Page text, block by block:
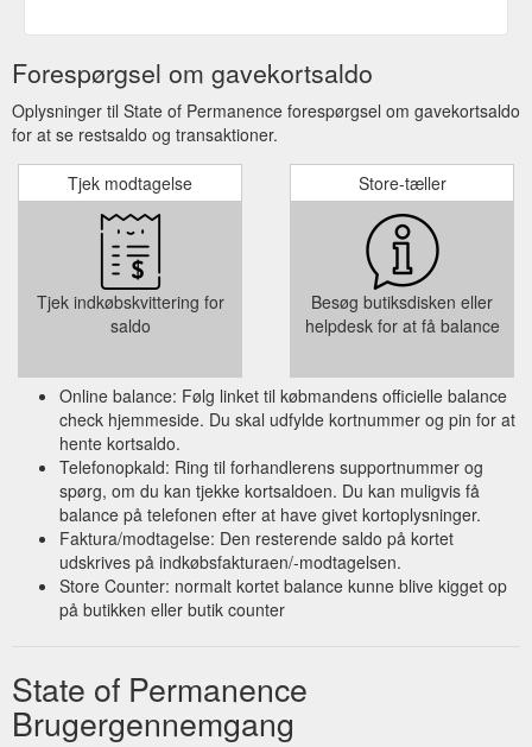
Forespørgsel om gavekortsaldo
Oplysninger til State of Permanence forespørgsel om gavekortsaldo
for at se restsaldo og transaktioner.
Tjek modtagelse
Tjek indkøbskvittering for
saldo
Store-tæller
Besøg butiksdisken eller
helpdesk for at få balance
Online balance: Følg linket til købmandens officielle balance
check hjemmeside. Du skal udfylde kortnummer og pin for at
hente kortsaldo.
Telefonopkald: Ring til forhandlerens supportnummer og
spørg, om du kan tjekke kortsaldoen. Du kan muligvis få
balance på telefonen efter at have givet kortoplysninger.
Faktura/modtagelse: Den resterende saldo på kortet
udskrives på indkøbsfakturaen/-modtagelsen.
Store Counter: normalt kortet balance kunne blive kigget op
på butikken eller butik counter
State of Permanence
Brugergennemgang